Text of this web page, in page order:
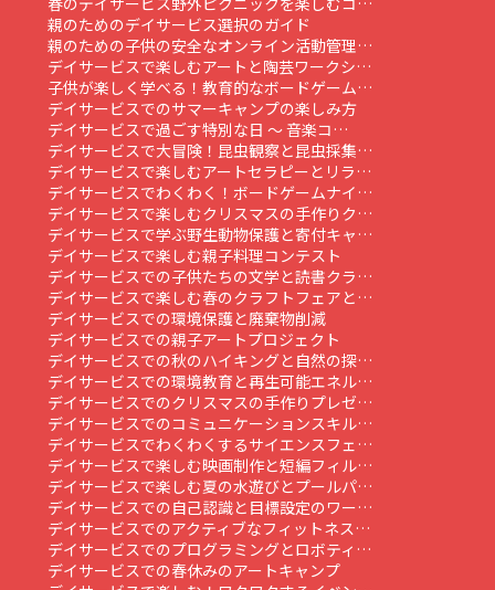
親のためのデイサービス選択のガイド
親のための子供の安全なオンライン活動管理…
デイサービスで楽しむアートと陶芸ワークシ…
子供が楽しく学べる！教育的なボードゲーム…
デイサービスでのサマーキャンプの楽しみ方
デイサービスで過ごす特別な日 ～ 音楽コ…
デイサービスで大冒険！昆虫観察と昆虫採集…
デイサービスで楽しむアートセラピーとリラ…
デイサービスでわくわく！ボードゲームナイ…
デイサービスで楽しむクリスマスの手作りク…
デイサービスで学ぶ野生動物保護と寄付キャ…
デイサービスで楽しむ親子料理コンテスト
デイサービスでの子供たちの文学と読書クラ…
デイサービスで楽しむ春のクラフトフェアと…
デイサービスでの環境保護と廃棄物削減
デイサービスでの親子アートプロジェクト
デイサービスでの秋のハイキングと自然の探…
デイサービスでの環境教育と再生可能エネル…
デイサービスでのクリスマスの手作りプレゼ…
デイサービスでのコミュニケーションスキル…
デイサービスでわくわくするサイエンスフェ…
デイサービスで楽しむ映画制作と短編フィル…
デイサービスで楽しむ夏の水遊びとプールパ…
デイサービスでの自己認識と目標設定のワー…
デイサービスでのアクティブなフィットネス…
デイサービスでのプログラミングとロボティ…
デイサービスでの春休みのアートキャンプ